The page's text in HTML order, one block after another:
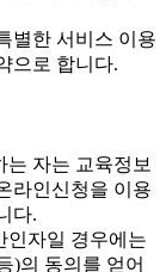
별한 서비스 이용
으로 합니다.
자는 교육정보
라인신청을 이용
다.
자일 경우에는
)의 동의를 얻어